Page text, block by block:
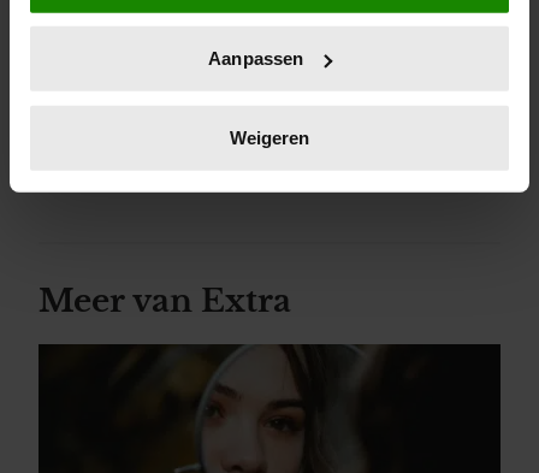
die tot een paar meter nauwkeurig kan zijn
op specifieke eigenschappen (fingerprinting)
verwerkt en stel uw voorkeuren in het
intrekken in de Cookieverklaring.
en om ons websiteverkeer te analyseren. Ook delen we
partners voor social media, adverteren en analyse. Deze
partners kunnen deze gegevens combineren met andere
informatie die u aan ze heeft verstrekt of die ze hebben
Aanpassen
Weigeren
Meer van Extra